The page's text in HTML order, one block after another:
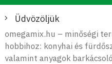
Üdvözöljük
omegamix.hu – minőségi
hobbihoz: konyhai és
valamint anyagok